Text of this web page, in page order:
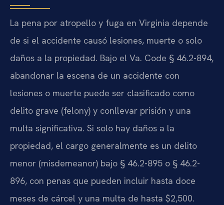
La pena por atropello y fuga en Virginia depende
de si el accidente causó lesiones, muerte o solo
daños a la propiedad. Bajo el Va. Code § 46.2-894,
abandonar la escena de un accidente con
lesiones o muerte puede ser clasificado como
delito grave (felony) y conllevar prisión y una
multa significativa. Si solo hay daños a la
propiedad, el cargo generalmente es un delito
menor (misdemeanor) bajo § 46.2-895 o § 46.2-
896, con penas que pueden incluir hasta doce
meses de cárcel y una multa de hasta $2,500.